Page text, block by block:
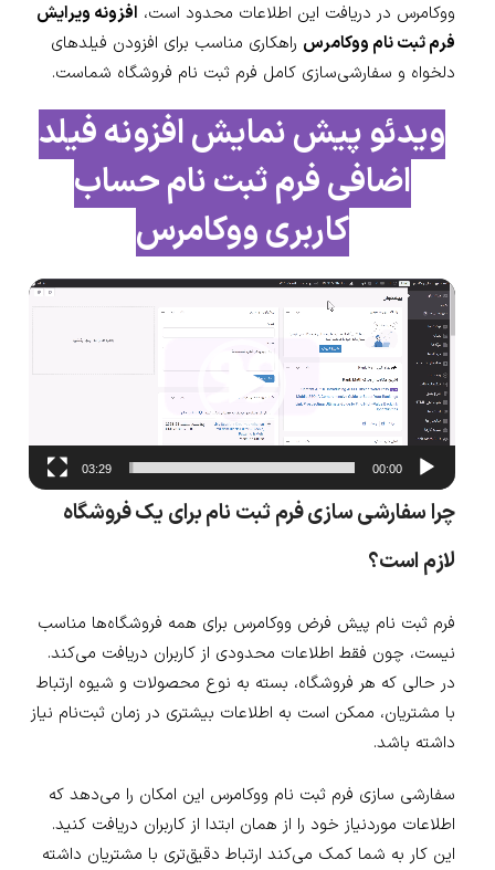
ووکامرس در دریافت این اطلاعات محدود است، افزونه ویرایش
فرم ثبت نام ووکامرس راهکاری مناسب برای افزودن فیلدهای
دلخواه و سفارشی‌سازی کامل فرم ثبت نام فروشگاه شماست.
ویدئو پیش نمایش افزونه فیلد
اضافی فرم ثبت نام حساب
کاربری ووکامرس
نمایشگر
ویدیو
00:00
03:29
چرا سفارشی سازی فرم ثبت نام برای یک فروشگاه
لازم است؟
فرم ثبت نام پیش فرض ووکامرس برای همه فروشگاه‌ها مناسب
نیست، چون فقط اطلاعات محدودی از کاربران دریافت می‌کند.
در حالی که هر فروشگاه، بسته به نوع محصولات و شیوه ارتباط
با مشتریان، ممکن است به اطلاعات بیشتری در زمان ثبت‌نام نیاز
داشته باشد.
سفارشی سازی فرم ثبت نام ووکامرس این امکان را می‌دهد که
اطلاعات موردنیاز خود را از همان ابتدا از کاربران دریافت کنید.
این کار به شما کمک می‌کند ارتباط دقیق‌تری با مشتریان داشته